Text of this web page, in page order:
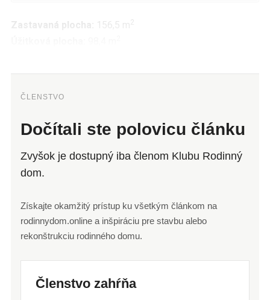
Zastavaná plocha: 156,5 m 2
ČLENSTVO
Dočítali ste polovicu článku
Zvyšok je dostupný iba členom Klubu Rodinný
dom.
Získajte okamžitý prístup ku všetkým článkom na
rodinnydom.online a inšpiráciu pre stavbu alebo
rekonštrukciu rodinného domu.
Členstvo zahŕňa